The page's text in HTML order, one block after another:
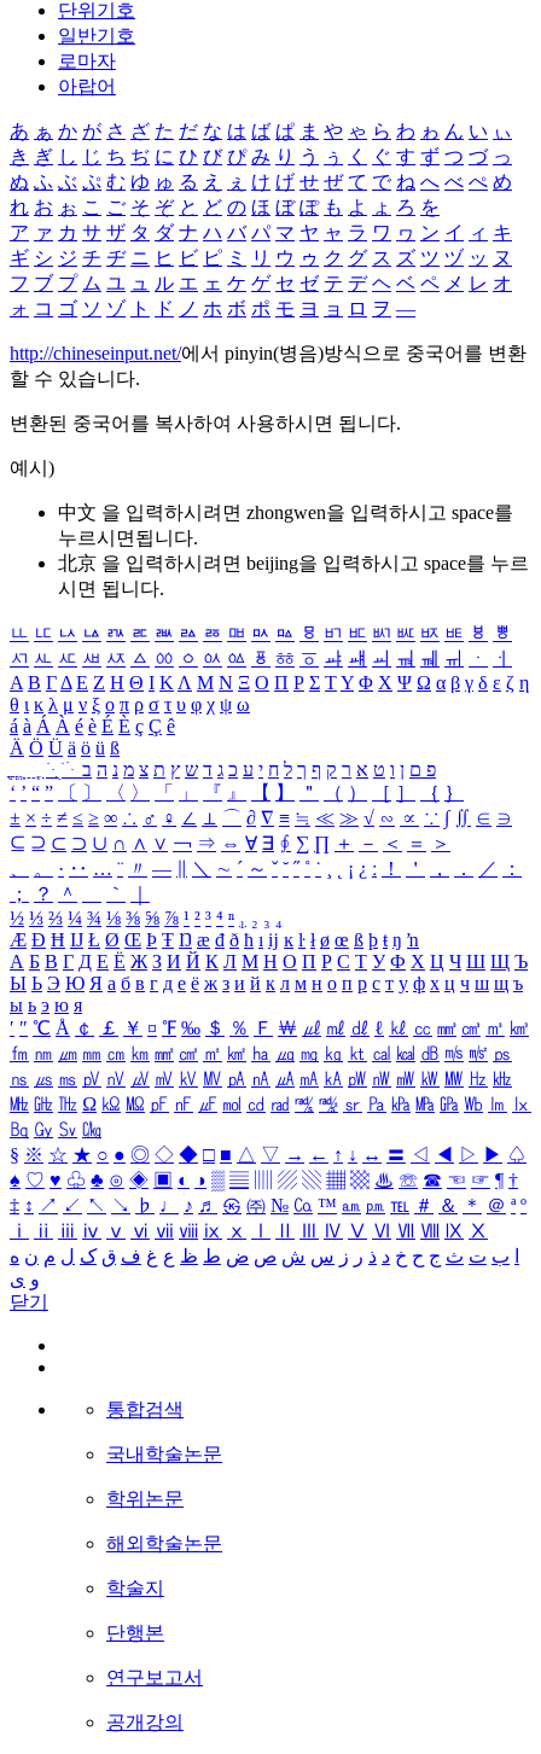
단위기호
일반기호
로마자
아랍어
あ ぁ か が さ ざ た だ な は ば ぱ ま や ゃ ら わ ゎ ん い ぃ
き ぎ し じ ち ぢ に ひ び ぴ み り う ぅ く ぐ す ず つ づ っ
ぬ ふ ぶ ぷ む ゆ ゅ る え ぇ け げ せ ぜ て で ね へ べ ぺ め
れ お ぉ こ ご そ ぞ と ど の ほ ぼ ぽ も よ ょ ろ を
ア ァ カ サ ザ タ ダ ナ ハ バ パ マ ヤ ャ ラ ワ ヮ ン イ ィ キ
ギ シ ジ チ ヂ ニ ヒ ビ ピ ミ リ ウ ゥ ク グ ス ズ ツ ヅ ッ ヌ
フ ブ プ ム ユ ュ ル エ ェ ケ ゲ セ ゼ テ デ ヘ ベ ペ メ レ オ
ォ コ ゴ ソ ゾ ト ド ノ ホ ボ ポ モ ヨ ョ ロ ヲ ―
http://chineseinput.net/에서 pinyin(병음)방식으로 중국어를 변환
할 수 있습니다.
변환된 중국어를 복사하여 사용하시면 됩니다.
예시)
中文 을 입력하시려면 zhongwen을 입력하시고 space를
누르시면됩니다.
北京 을 입력하시려면 beijing을 입력하시고 space를 누르
시면 됩니다.
ㅥ ㅦ ㅧ ㅨ ㅩ ㅪ ㅫ ㅬ ㅭ ㅮ ㅯ ㅰ ㅱ ㅲ ㅳ ㅴ ㅵ ㅶ ㅷ ㅸ
ㅹ
ㅺ ㅻ ㅼ ㅽ ㅾ ㅿ ㆀ ㆁ ㆂ ㆃ ㆄ ㆅ ㆆ ㆇ ㆈ ㆉ ㆊ ㆋ ㆌ ㆍ
ㆎ
Α Β ΓΔ Ε Ζ Η Θ Ι ΚΛ Μ Ν Ξ Ο Π Ρ Σ ΤΥ Φ Χ Ψ Ω α β γ δ ε ζ η
θ ι κ λ μ ν ξ ο π ρ σ τ υ φ χ ψ ω
á à Á À é è É È ç Ç ê
Ä Ö Ü ä ö ü ß
ִֶֹ ֻּ ׁׂ פ ם ן ו ט א ר ק ף ך ל ח י ע כ ג ד ש ץ ת צ מ נ ה ב
‘ ’ “ ” 〔 〕 〈 〉 「 」 『 』 【 】 ＂ （ ） ［ ］ ｛ ｝
± × ÷ ≠ ≤ ≥ ∞ ∴ ♂ ♀ ∠ ⊥ ⌒ ∂ ∇ ≡ ≒ ≪ ≫ √ ∽ ∝ ∵ ∫ ∬ ∈ ∋
⊆ ⊇ ⊂ ⊃ ∪ ∩ ∧ ∨ ￢ ⇒ ⇔ ∀ ∃ ∮ ∑ ∏ ＋ － ＜ ＝
＞
、
。 · ‥ … ¨ 〃 ― ＼ ∼ ´ ～ ˇ ˘ ˝ ˚ ˙ ¸ ¡ ¿ ː ！ ＇ ， ． ／
：
；
？ ＾ ｀
½ ⅓ ⅔ ¼ ¾ ⅛ ⅜ ⅝ ⅞ ¹ ² ³ ⁴ ⁿ ₁ ₂ ₃ ₄
Æ Ð Ħ Ĳ Ł Ø Œ Þ Ŧ Ŋ æ đ ð ħ ı ĳ ĸ ŀ ł ø œ ß þ ŧ ŋ ŉ
А Б В Г Д Е Ё Ж З И Й К Л М Н О П Р С Т У Ф Х Ц Ч Ш Щ Ъ
Ы Ь Э Ю Я а б в г д е ё ж з и й к л м н о п р с т у ф х ц ч ш щ ъ
ы ь э ю я
′ ″ ℃ Å ￠ ￡ ￥ ¤ ℉ ‰ ＄ ％ Ｆ ￦ ㎕ ㎖ ㎗ ℓ ㎘ ㏄ ㎣ ㎤ ㎥ ㎦
㎙ ㎚ ㎛ ㎜ ㎝ ㎞ ㎟ ㎠ ㎡ ㎢ ㏊ ㎍ ㎎ ㎏ ㏏ ㎈ ㎉ ㏈ ㎧ ㎨ ㎰
㎱ ㎲ ㎳ ㎴ ㎵ ㎶ ㎷ ㎸ ㎹ ㎀ ㎁ ㎂ ㎃ ㎄ ㎺ ㎻ ㎽ ㎾ ㎿ ㎐ ㎑
㎒ ㎓ ㎔ Ω ㏀ ㏁ ㎊ ㎋ ㎌ ㏖ ㏅ ㎭ ㎮ ㎯ ㏛ ㎩ ㎪ ㎫ ㎬ ㏝ ㏐
㏓
㏃ ㏉ ㏜ ㏆
§ ※ ☆ ★ ○ ● ◎ ◇ ◆ □ ■ △ ▽ → ← ↑ ↓ ↔ 〓 ◁ ◀ ▷ ▶ ♤
♠ ♡ ♥ ♧ ♣ ⊙ ◈ ▣ ◐ ◑ ▒ ▤ ▨ ▧ ▦ ▩ ♨ ☏ ☎ ☜ ☞ ¶ †
‡ ↕ ↗ ↙ ↖ ↘ ♭ ♩ ♪ ♬ ㉿ ㈜ № ㏇ ™ ㏂ ㏘ ℡ ＃ ＆ ＊ ＠ ª º
ⅰ
ⅱ ⅲ ⅳ ⅴ ⅵ ⅶ ⅷ ⅸ ⅹ Ⅳ Ⅴ Ⅵ Ⅶ Ⅷ Ⅸ Ⅹ
ب ت ث ج ح خ د ذ ر ز س ش ص ض ط ظ ع غ ف ق ک ل م ن ه
و ی
닫기
통합검색
국내학술논문
학위논문
해외학술논문
학술지
단행본
연구보고서
공개강의